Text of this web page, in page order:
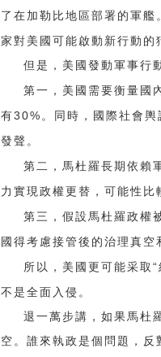
了在加勒比地區部署的軍艦
家對美國可能啟動新行動的
但是，美國發動軍事行
第一，美國需要衡量國
有30% 。同時，國際社會
發聲。
第二，馬杜羅長期依賴
力實現政權更替，可能性比
第三，假設馬杜羅政權
國得考慮接管後的治理真
所以，美國更可能采取 “
不是全面入侵。
退一萬步講，如果馬杜
空。誰來執政是個問題，